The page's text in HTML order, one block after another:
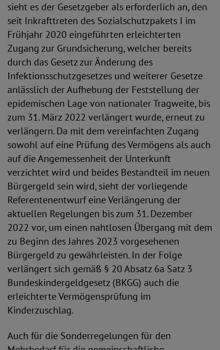
sieht es der Gesetzgeber als erforderlich an, den
seit Inkrafttreten des Sozialschutzpakets I im
Frühjahr 2020 eingeführten erleichterten
Zugang zur Grundsicherung, welcher bereits
durch das Gesetz zur Änderung des
Infektionsschutzgesetzes und weiterer Gesetze
anlässlich der Aufhebung der Feststellung der
epidemischen Lage von nationaler Tragweite, bis
zum 31. März 2022 verlängert wurde, erneut zu
verlängern. Da mit dem vereinfachten Zugang
sowohl auf eine Prüfung des Vermögens als auch
auf die Angemessenheit der Unterkunft
verzichtet wird und beides Bestandteil im neuen
Bürgergeld sein wird, sieht der vorliegende
Referentenentwurf eine Verlängerung der
aktuellen Regelungen bis zum 31. Dezember
2022 vor, um einen nahtlosen Übergang mit dem
zu Beginn des Jahres 2023 vorgesehenen
Bürgergeld zu gewährleisten. In der Folge
verlängert sich gemäß § 20 Absatz 6a Satz 3
Bundeskindergeldgesetz (BKGG) auch die
erleichterte Vermögensprüfung im
Kinderzuschlag.
Auch für die Sonderregelungen für den